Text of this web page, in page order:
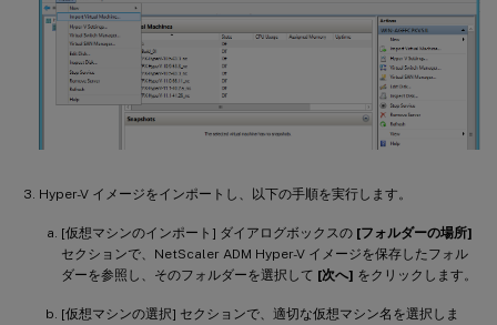
Hyper-V イメージをインポートし、以下の手順を実行します。
[仮想マシンのインポート] ダイアログボックスの [フォルダーの場所]
セクションで、NetScaler ADM Hyper-V イメージを保存したフォル
ダーを参照し、そのフォルダーを選択して [次へ] をクリックします。
[仮想マシンの選択] セクションで、適切な仮想マシン名を選択しま